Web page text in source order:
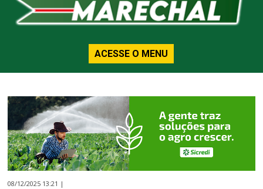
ACESSE O MENU
08/12/2025 13:21 |